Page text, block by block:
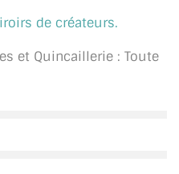
de créateurs.
et Quincaillerie : Toute